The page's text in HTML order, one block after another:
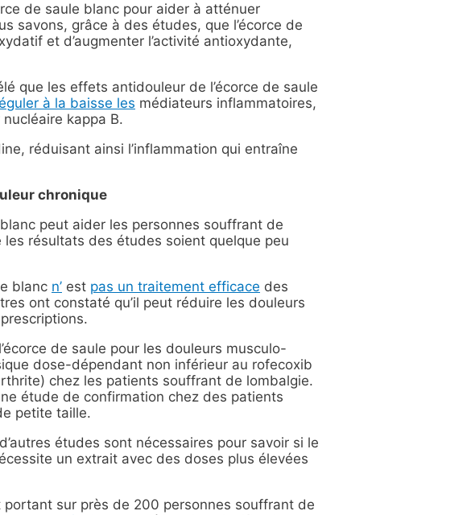
de saule blanc pour aider à atténuer
savons, grâce à des études, que l’écorce de
et d’augmenter l’activité antioxydante,
que les effets antidouleur de l’écorce de saule
à la baisse les médiateurs inflammatoires,
kappa B.
réduisant ainsi l’inflammation qui entraîne
chronique
peut aider les personnes souffrant de
résultats des études soient quelque peu
blanc n’ est pas un traitement efficace des
ont constaté qu’il peut réduire les douleurs
de saule pour les douleurs musculo-
dose-dépendant non inférieur au rofecoxib
chez les patients souffrant de lombalgie.
étude de confirmation chez des patients
petite taille.
études sont nécessaires pour savoir si le
un extrait avec des doses plus élevées
portant sur près de 200 personnes souffrant de